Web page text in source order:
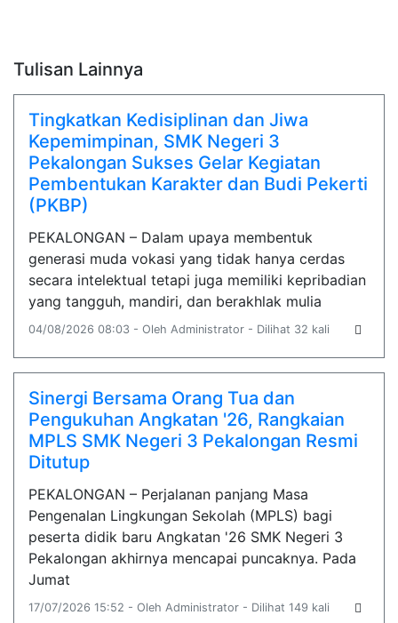
Tulisan Lainnya
Tingkatkan Kedisiplinan dan Jiwa
Kepemimpinan, SMK Negeri 3
Pekalongan Sukses Gelar Kegiatan
Pembentukan Karakter dan Budi Pekerti
(PKBP)
PEKALONGAN – Dalam upaya membentuk
generasi muda vokasi yang tidak hanya cerdas
secara intelektual tetapi juga memiliki kepribadian
yang tangguh, mandiri, dan berakhlak mulia
04/08/2026 08:03 - Oleh Administrator - Dilihat 32 kali
Sinergi Bersama Orang Tua dan
Pengukuhan Angkatan '26, Rangkaian
MPLS SMK Negeri 3 Pekalongan Resmi
Ditutup
PEKALONGAN – Perjalanan panjang Masa
Pengenalan Lingkungan Sekolah (MPLS) bagi
peserta didik baru Angkatan '26 SMK Negeri 3
Pekalongan akhirnya mencapai puncaknya. Pada
Jumat
17/07/2026 15:52 - Oleh Administrator - Dilihat 149 kali